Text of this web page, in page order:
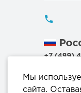
+7 (499)
+375 (17)
+375 (29)
Мы
сайта.